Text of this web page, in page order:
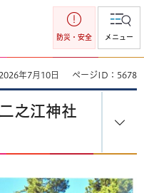
防災・安全 メニュー
年7月10日 ページID：5678
之江神社